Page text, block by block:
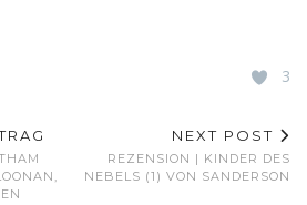
3
NEXT POST
REZENSION | KINDER DES
NEBELS (1) VON SANDERSON